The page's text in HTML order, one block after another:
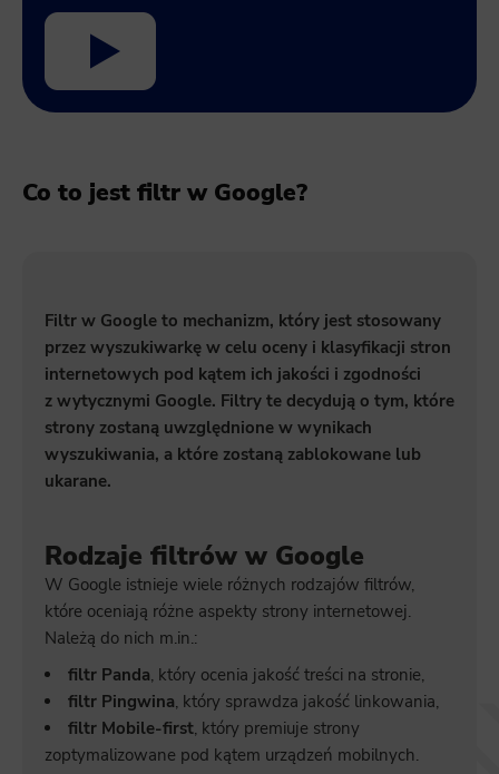
Co to jest filtr w Google?
Filtr w Google to mechanizm, który jest stosowany
przez wyszukiwarkę w celu oceny i klasyfikacji stron
internetowych pod kątem ich jakości i zgodności
z wytycznymi Google. Filtry te decydują o tym, które
strony zostaną uwzględnione w wynikach
wyszukiwania, a które zostaną zablokowane lub
ukarane.
Rodzaje filtrów w Google
W Google istnieje wiele różnych rodzajów filtrów,
które oceniają różne aspekty strony internetowej.
Należą do nich m.in.:
filtr Panda, który ocenia jakość treści na stronie,
filtr Pingwina, który sprawdza jakość linkowania,
filtr Mobile-first, który premiuje strony
zoptymalizowane pod kątem urządzeń mobilnych.